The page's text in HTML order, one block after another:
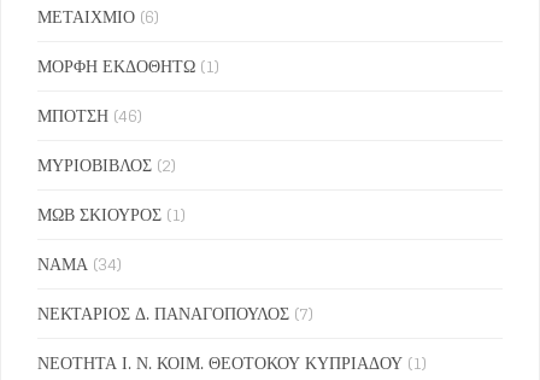
ΜΕΤΑΙΧΜΙΟ (6)
ΜΟΡΦΗ ΕΚΔΟΘΗΤΩ (1)
ΜΠΟΤΣΗ (46)
ΜΥΡΙΟΒΙΒΛΟΣ (2)
ΜΩΒ ΣΚΙΟΥΡΟΣ (1)
ΝΑΜΑ (34)
ΝΕΚΤΑΡΙΟΣ Δ. ΠΑΝΑΓΟΠΟΥΛΟΣ (7)
ΝΕΟΤΗΤΑ Ι. Ν. ΚΟΙΜ. ΘΕΟΤΟΚΟΥ ΚΥΠΡΙΑΔΟΥ (1)